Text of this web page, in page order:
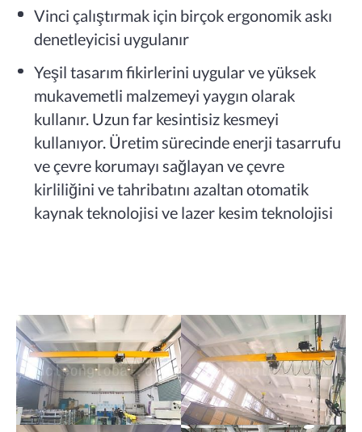
Vinci çalıştırmak için birçok ergonomik askı
denetleyicisi uygulanır
Yeşil tasarım fikirlerini uygular ve yüksek
mukavemetli malzemeyi yaygın olarak
kullanır. Uzun far kesintisiz kesmeyi
kullanıyor. Üretim sürecinde enerji tasarrufu
ve çevre korumayı sağlayan ve çevre
kirliliğini ve tahribatını azaltan otomatik
kaynak teknolojisi ve lazer kesim teknolojisi